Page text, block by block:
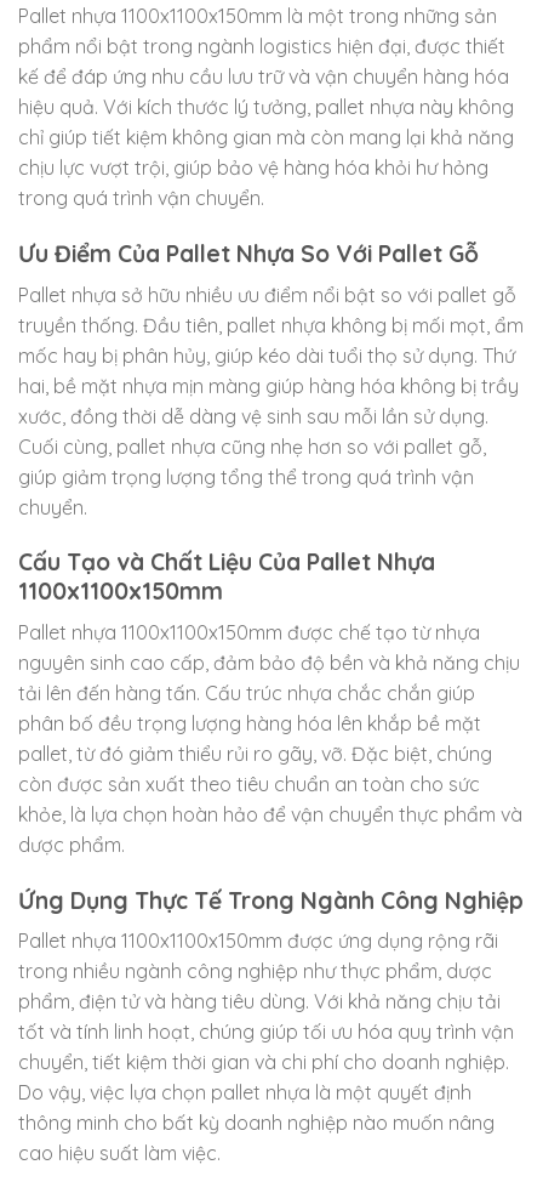
Pallet nhựa 1100x1100x150mm là một trong những sản
phẩm nổi bật trong ngành logistics hiện đại, được thiết
kế để đáp ứng nhu cầu lưu trữ và vận chuyển hàng hóa
hiệu quả. Với kích thước lý tưởng, pallet nhựa này không
chỉ giúp tiết kiệm không gian mà còn mang lại khả năng
chịu lực vượt trội, giúp bảo vệ hàng hóa khỏi hư hỏng
trong quá trình vận chuyển.
Ưu Điểm Của Pallet Nhựa So Với Pallet Gỗ
Pallet nhựa sở hữu nhiều ưu điểm nổi bật so với pallet gỗ
truyền thống. Đầu tiên, pallet nhựa không bị mối mọt, ẩm
mốc hay bị phân hủy, giúp kéo dài tuổi thọ sử dụng. Thứ
hai, bề mặt nhựa mịn màng giúp hàng hóa không bị trầy
xước, đồng thời dễ dàng vệ sinh sau mỗi lần sử dụng.
Cuối cùng, pallet nhựa cũng nhẹ hơn so với pallet gỗ,
giúp giảm trọng lượng tổng thể trong quá trình vận
chuyển.
Cấu Tạo và Chất Liệu Của Pallet Nhựa
1100x1100x150mm
Pallet nhựa 1100x1100x150mm được chế tạo từ nhựa
nguyên sinh cao cấp, đảm bảo độ bền và khả năng chịu
tải lên đến hàng tấn. Cấu trúc nhựa chắc chắn giúp
phân bố đều trọng lượng hàng hóa lên khắp bề mặt
pallet, từ đó giảm thiểu rủi ro gãy, vỡ. Đặc biệt, chúng
còn được sản xuất theo tiêu chuẩn an toàn cho sức
khỏe, là lựa chọn hoàn hảo để vận chuyển thực phẩm và
dược phẩm.
Ứng Dụng Thực Tế Trong Ngành Công Nghiệp
Pallet nhựa 1100x1100x150mm được ứng dụng rộng rãi
trong nhiều ngành công nghiệp như thực phẩm, dược
phẩm, điện tử và hàng tiêu dùng. Với khả năng chịu tải
tốt và tính linh hoạt, chúng giúp tối ưu hóa quy trình vận
chuyển, tiết kiệm thời gian và chi phí cho doanh nghiệp.
Do vậy, việc lựa chọn pallet nhựa là một quyết định
thông minh cho bất kỳ doanh nghiệp nào muốn nâng
cao hiệu suất làm việc.